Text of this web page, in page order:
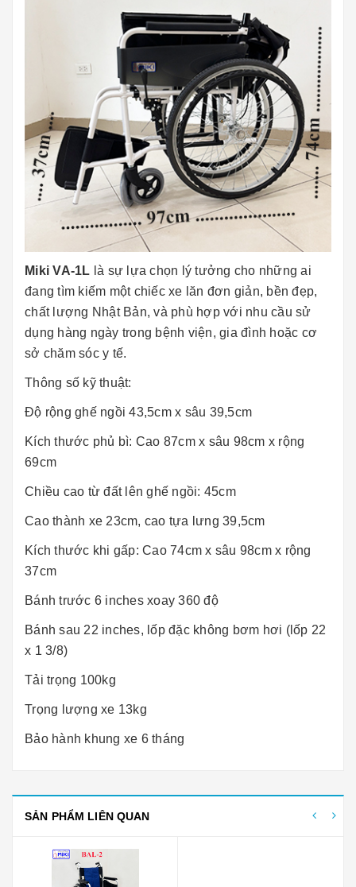
Miki VA-1L là sự lựa chọn lý tưởng cho những ai
đang tìm kiếm một chiếc xe lăn đơn giản, bền đẹp,
chất lượng Nhật Bản, và phù hợp với nhu cầu sử
dụng hàng ngày trong bệnh viện, gia đình hoặc cơ
sở chăm sóc y tế.
Thông số kỹ thuật:
Độ rộng ghế ngồi 43,5cm x sâu 39,5cm
Kích thước phủ bì: Cao 87cm x sâu 98cm x rộng
69cm
Chiều cao từ đất lên ghế ngồi: 45cm
Cao thành xe 23cm, cao tựa lưng 39,5cm
Kích thước khi gấp: Cao 74cm x sâu 98cm x rộng
37cm
Bánh trước 6 inches xoay 360 độ
Bánh sau 22 inches, lốp đặc không bơm hơi (lốp 22
x 1 3/8)
Tải trọng 100kg
Trọng lượng xe 13kg
Bảo hành khung xe 6 tháng
SẢN PHẨM LIÊN QUAN